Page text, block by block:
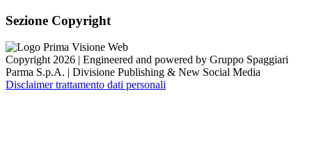
Sezione Copyright
Copyright 2026 | Engineered and powered by Gruppo Spaggiari
Parma S.p.A. | Divisione Publishing & New Social Media
Disclaimer trattamento dati personali